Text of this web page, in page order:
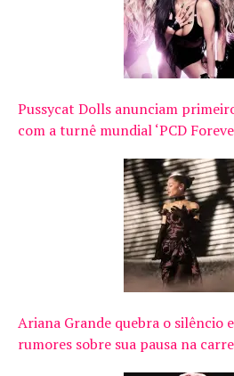
Pussycat Dolls anunciam
com a turnê mundial ‘PCD
Ariana Grande quebra o silêncio
rumores sobre sua pausa na